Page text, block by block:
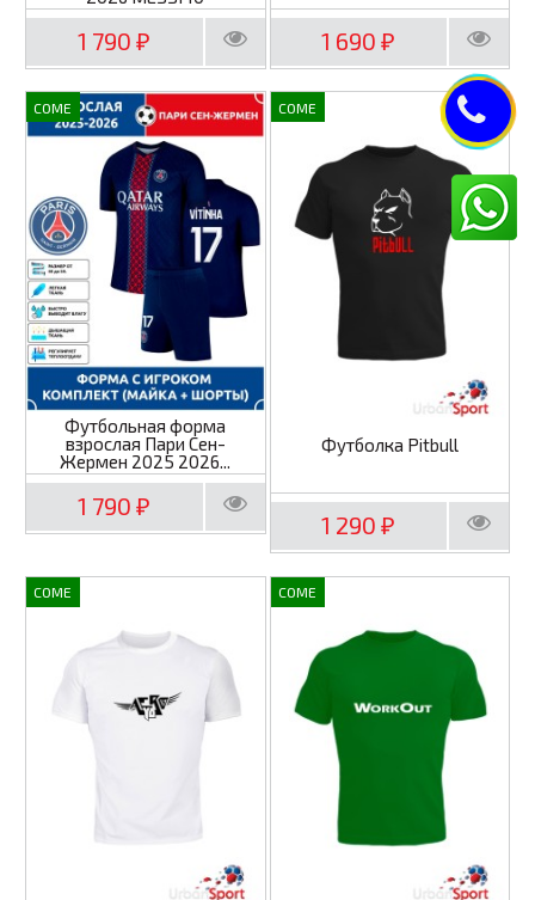
1 790₽ 1 690₽
COME
Футбольная форма
взрослая Пари Сен-
Жермен 2025 2026...
1 790₽
COME
Футболка Pitbull
1 290₽
COME COME